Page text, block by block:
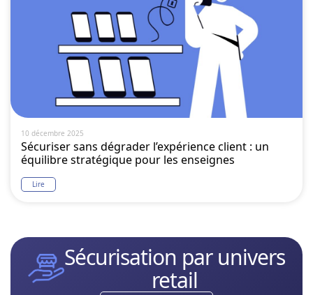
10 décembre 2025
Sécuriser sans dégrader l’expérience client : un
équilibre stratégique pour les enseignes
Lire
Sécurisation par univers
retail